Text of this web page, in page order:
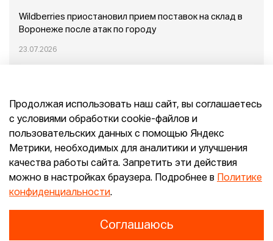
Wildberries приостановил прием поставок на склад в
Воронеже после атак по городу
23.07.2026
Конец эпохи маркетплейсов: прогнозы сооснователя
Mr.Doors Максима Валецкого
26.06.2026
КонфиденциальностьСогласие
Продолжая использовать наш сайт, вы соглашаетесь
с условиями обработки cookie-файлов и
пользовательских данных с помощью Яндекс
Метрики, необходимых для аналитики и улучшения
качества работы сайта. Запретить эти действия
можно в настройках браузера. Подробнее в
Политике
конфиденциальности.
Соглашаюсь